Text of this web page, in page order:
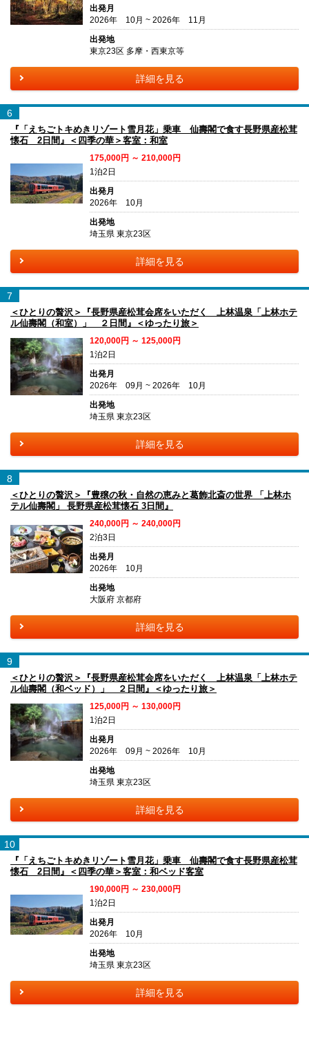
出発月
2026年 10月 ~ 2026年 11月
出発地
東京23区 多摩・西東京等
詳細を見る
6
『「えちごトキめきリゾート雪月花」乗車 仙壽閣で食す長野県産松茸
懐石 2日間』＜四季の華＞客室：和室
175,000円 ～ 210,000円
1泊2日
出発月
2026年 10月
出発地
埼玉県 東京23区
詳細を見る
7
＜ひとりの贅沢＞『長野県産松茸会席をいただく 上林温泉「上林ホテ
ル仙壽閣（和室）」 ２日間』＜ゆったり旅＞
120,000円 ～ 125,000円
1泊2日
出発月
2026年 09月 ~ 2026年 10月
出発地
埼玉県 東京23区
詳細を見る
8
＜ひとりの贅沢＞『豊穣の秋・自然の恵みと葛飾北斎の世界 「上林ホ
テル仙壽閣」 長野県産松茸懐石 3日間』
240,000円 ～ 240,000円
2泊3日
出発月
2026年 10月
出発地
大阪府 京都府
詳細を見る
9
＜ひとりの贅沢＞『長野県産松茸会席をいただく 上林温泉「上林ホテ
ル仙壽閣（和ベッド）」 ２日間』＜ゆったり旅＞
125,000円 ～ 130,000円
1泊2日
出発月
2026年 09月 ~ 2026年 10月
出発地
埼玉県 東京23区
詳細を見る
10
『「えちごトキめきリゾート雪月花」乗車 仙壽閣で食す長野県産松茸
懐石 2日間』＜四季の華＞客室：和ベッド客室
190,000円 ～ 230,000円
1泊2日
出発月
2026年 10月
出発地
埼玉県 東京23区
詳細を見る